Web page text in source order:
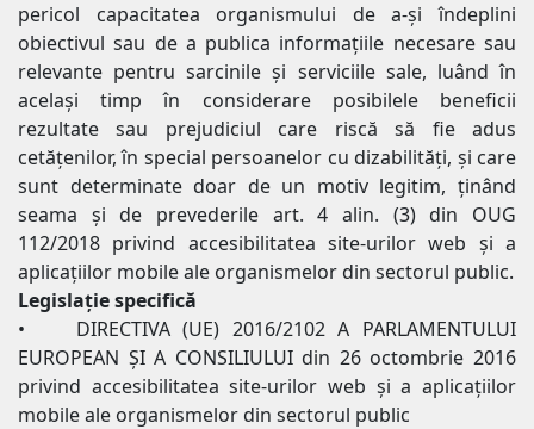
pericol capacitatea organismului de a-şi îndeplini
obiectivul sau de a publica informațiile necesare sau
relevante pentru sarcinile şi serviciile sale, luând în
același timp în considerare posibilele beneficii
rezultate sau prejudiciul care riscă să fie adus
cetăţenilor, în special persoanelor cu dizabilităţi, şi care
sunt determinate doar de un motiv legitim, ţinând
seama şi de prevederile art. 4 alin. (3) din OUG
112/2018 privind accesibilitatea site-urilor web şi a
aplicaţiilor mobile ale organismelor din sectorul public.
Legislație specifică
• DIRECTIVA (UE) 2016/2102 A PARLAMENTULUI
EUROPEAN ȘI A CONSILIULUI din 26 octombrie 2016
privind accesibilitatea site-urilor web și a aplicațiilor
mobile ale organismelor din sectorul public